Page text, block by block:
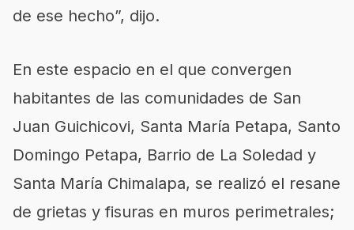
de ese hecho”, dijo.
En este espacio en el que convergen
habitantes de las comunidades de San
Juan Guichicovi, Santa María Petapa, Santo
Domingo Petapa, Barrio de La Soledad y
Santa María Chimalapa, se realizó el resane
de grietas y fisuras en muros perimetrales;